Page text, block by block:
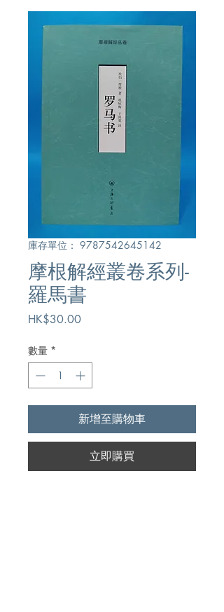
庫存單位： 9787542645142
摩根解經叢卷系列-
羅馬書
HK$30.00價
數量 *
新增至購物車
立即購買